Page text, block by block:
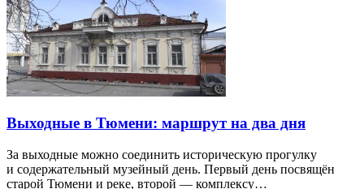
Выходные в Тюмени: маршрут на два дня
За выходные можно соединить историческую прогулку
и содержательный музейный день. Первый день посвящён
старой Тюмени и реке, второй — комплексу…